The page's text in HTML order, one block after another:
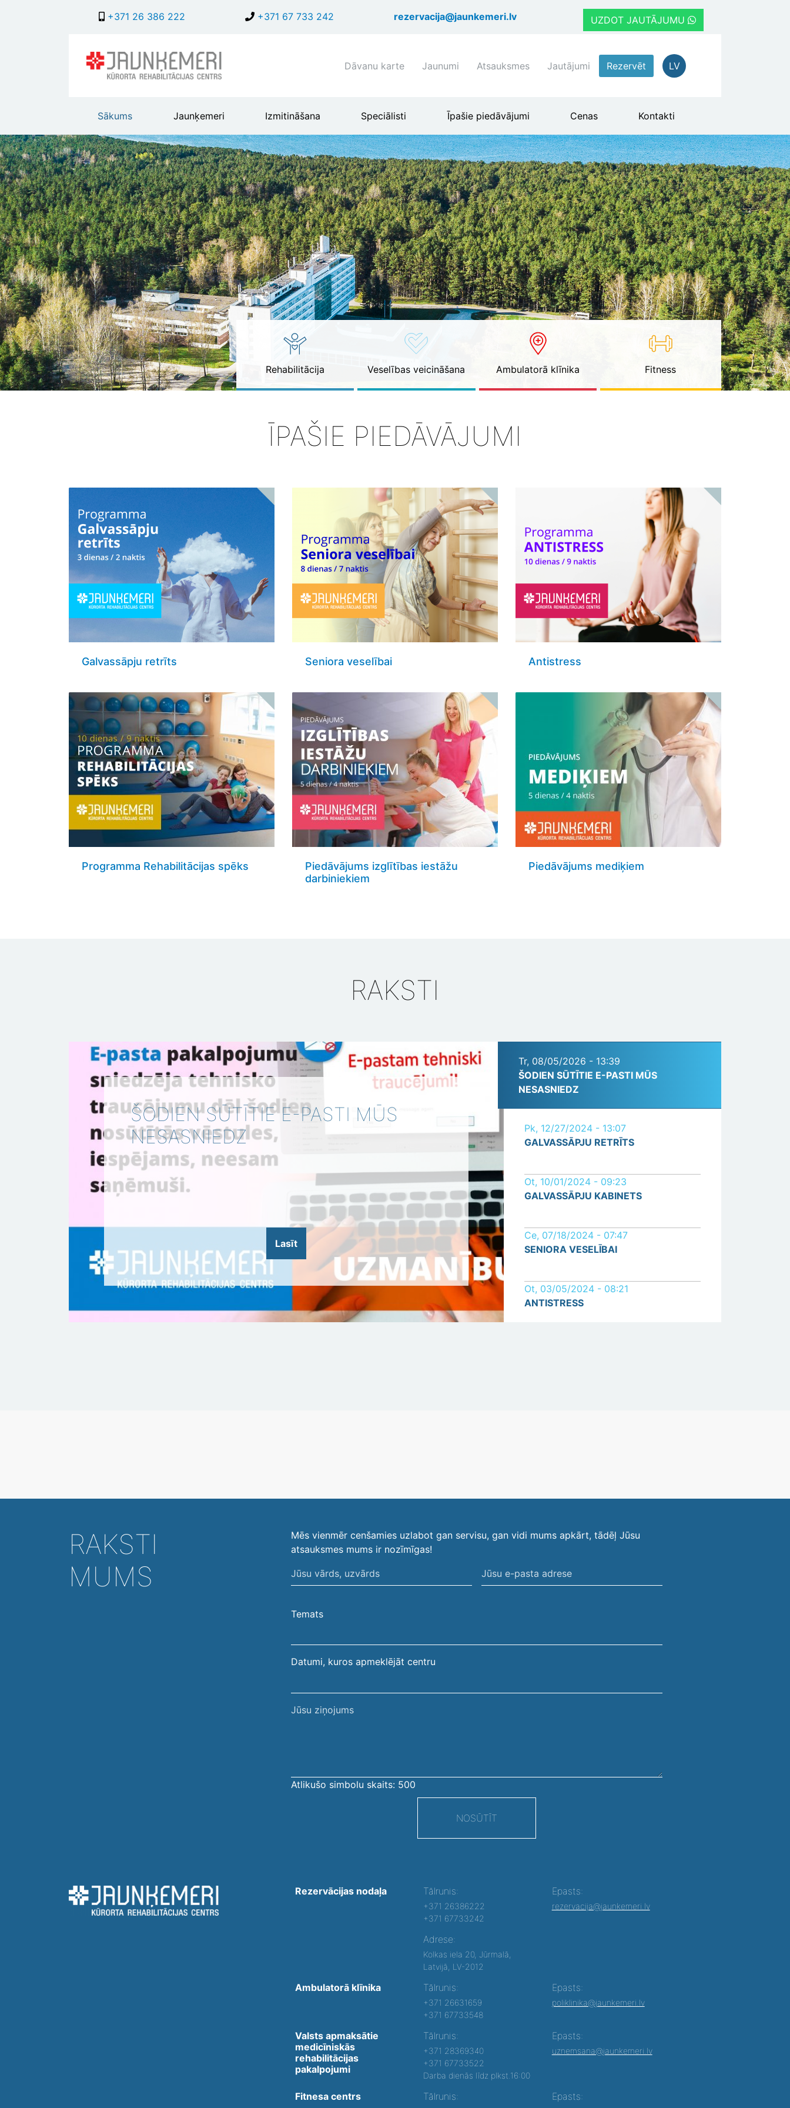
uz
+371 26 386 222 +371 67 733 242 rezervacija@jaunkemeri.lv UZDOT JAUTĀJUMU
Shortcuts
menu
Dāvanu karte Jaunumi Atsauksmes Jautājumi Rezervēt LV
Main
header
menu
Sākums Jaunķemeri Izmitināšana Speciālisti Īpašie piedāvājumi Cenas Kontakti
Rehabilitācija Veselības veicināšana Ambulatorā klīnika Fitness
ĪPAŠIE PIEDĀVĀJUMI
Galvassāpju retrīts Seniora veselībai Antistress
Programma Rehabilitācijas spēks
Piedāvājums izglītības iestāžu
darbiniekiem
Piedāvājums mediķiem
RAKSTI
ŠODIEN SŪTĪTIE E-PASTI MŪS
NESASNIEDZ
Lasīt
Tr, 08/05/2026 - 13:39
ŠODIEN SŪTĪTIE E-PASTI MŪS
NESASNIEDZ
Pk, 12/27/2024 - 13:07
GALVASSĀPJU RETRĪTS
Ot, 10/01/2024 - 09:23
GALVASSĀPJU KABINETS
Ce, 07/18/2024 - 07:47
SENIORA VESELĪBAI
Ot, 03/05/2024 - 08:21
ANTISTRESS
RAKSTI
MUMS
Mēs vienmēr cenšamies uzlabot gan servisu, gan vidi mums apkārt, tādēļ Jūsu
atsauksmes mums ir nozīmīgas!
Jūsu
vārds,
Jūsu
e-
Temats
Datumi, kuros apmeklējāt centru
Jūsu
Atlikušo simbolu skaits: 500
NOSŪTĪT
Rezervācijas nodaļa Tālrunis:
+371 26386222
+371 67733242
Adrese:
Kolkas iela 20, Jūrmalā,
Latvijā, LV-2012
Epasts:
rezervacija@jaunkemeri.lv
Ambulatorā klīnika Tālrunis:
+371 26631659
+371 67733548
Epasts:
poliklinika@jaunkemeri.lv
Valsts apmaksātie
medicīniskās
rehabilitācijas
pakalpojumi
Tālrunis:
+371 28369340
+371 67733522
Darba dienās līdz plkst.16:00
Epasts:
uznemsana@jaunkemeri.lv
Fitnesa centrs Tālrunis: Epasts: